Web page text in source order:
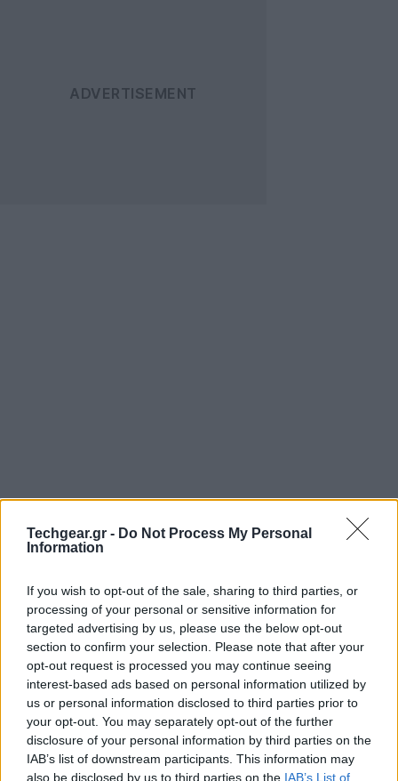
Techgear.gr - Do Not Process My Personal
Information
If you wish to opt-out of the sale, sharing to third parties, or
processing of your personal or sensitive information for
targeted advertising by us, please use the below opt-out
section to confirm your selection. Please note that after your
opt-out request is processed you may continue seeing
interest-based ads based on personal information utilized by
us or personal information disclosed to third parties prior to
your opt-out. You may separately opt-out of the further
disclosure of your personal information by third parties on the
IAB’s list of downstream participants. This information may
also be disclosed by us to third parties on the IAB’s List of
Ο κινηματογράφος αποτέλεσε (και αποτελεί) ένα πολύ
μεγάλο πεδίο άνθισης της γραφιστικής τέχνης,
ισχυρισμός που μπορεί να υποστηριχθεί επάξια χάρι
στο παρακάτω video. Πρόκειται για μια δίλεπτη
ιστορική αναδρομή στην εξέλιξη του σχεδιασμού των
τίτλων, από την εποχή του βωβού κινηματογράφου
μέχρι τις σημερινές υπερπαραγωγές!